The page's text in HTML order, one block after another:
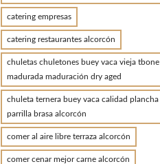
catering empresas
catering restaurantes alcorcón
chuletas chuletones buey vaca vieja tbone
madurada maduración dry aged
chuleta ternera buey vaca calidad plancha
parrilla brasa alcorcón
comer al aire libre terraza alcorcón
comer cenar mejor carne alcorcón